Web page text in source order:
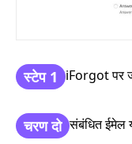
स्टेप 1 iForgot पर
चरण दो संबंधित ईमेल